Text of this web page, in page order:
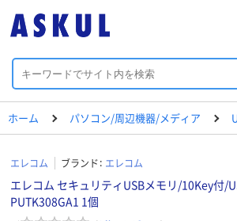
ホーム パソコン/周辺機器/メディア
エレコム ブランド： エレコム
エレコム セキュリティUSBメモリ/10Key付/
PUTK308GA1 1個